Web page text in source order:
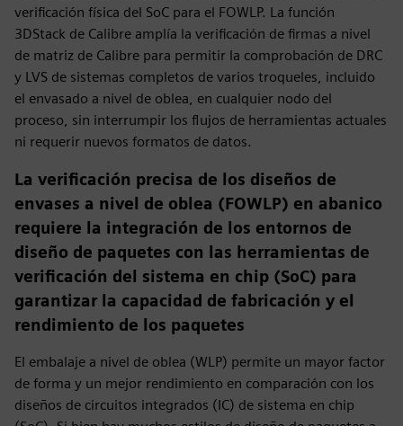
verificación física del SoC para el FOWLP. La función
3DStack de Calibre amplía la verificación de firmas a nivel
de matriz de Calibre para permitir la comprobación de DRC
y LVS de sistemas completos de varios troqueles, incluido
el envasado a nivel de oblea, en cualquier nodo del
proceso, sin interrumpir los flujos de herramientas actuales
ni requerir nuevos formatos de datos.
La verificación precisa de los diseños de
envases a nivel de oblea (FOWLP) en abanico
requiere la integración de los entornos de
diseño de paquetes con las herramientas de
verificación del sistema en chip (SoC) para
garantizar la capacidad de fabricación y el
rendimiento de los paquetes
El embalaje a nivel de oblea (WLP) permite un mayor factor
de forma y un mejor rendimiento en comparación con los
diseños de circuitos integrados (IC) de sistema en chip